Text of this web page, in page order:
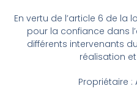
En vertu de l’article 6 de la
pour la confiance dans
différents intervenants
réalisation
Propriétaire :